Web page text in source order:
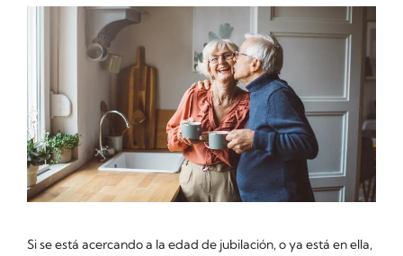
Si se está acercando a la edad de jubilación, o ya está en ella,